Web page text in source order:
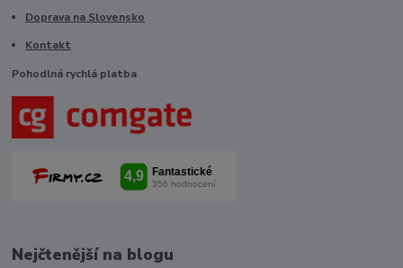
Doprava na Slovensko
Kontakt
Pohodlná rychlá platba
Nejčtenější na blogu